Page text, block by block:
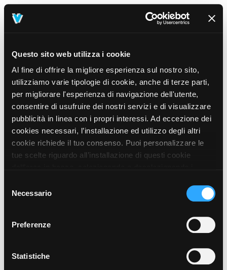
Questo sito web utilizza i cookie
Al fine di offrire la migliore esperienza sul nostro sito,
utilizziamo varie tipologie di cookie, anche di terze parti,
per migliorare l'esperienza di navigazione dell'utente,
consentire di usufruire dei nostri servizi e di visualizzare
pubblicità in linea con i propri interessi. Ad eccezione dei
cookies necessari, l’installazione ed utilizzo degli altri
cookie richiede il tuo consenso. Puoi personalizzare le
tue scelte riguardo all’installazione di questi cookie
prosegui” o decidere di accettare tutti i cookie, cliccando
sul pulsante “Accetta tutti i cookie”. Cliccando sul tasto
unicamente i cookie necessari alla navigazione. Per
funzionamento, puoi prendere visione dell’informativa
cliccando qui.
delNecessario
Preferenze
Statistiche
404